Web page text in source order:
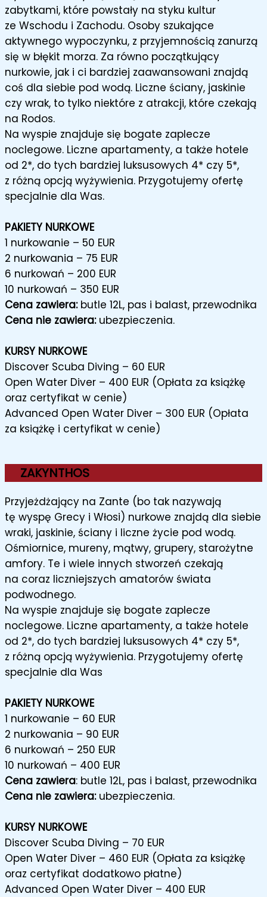
zabytkami, które powstały na styku kultur
ze Wschodu i Zachodu. Osoby szukające
aktywnego wypoczynku, z przyjemnością zanurzą
się w błękit morza. Za równo początkujący
nurkowie, jak i ci bardziej zaawansowani znajdą
coś dla siebie pod wodą. Liczne ściany, jaskinie
czy wrak, to tylko niektóre z atrakcji, które czekają
na Rodos.
Na wyspie znajduje się bogate zaplecze
noclegowe. Liczne apartamenty, a także hotele
od 2*, do tych bardziej luksusowych 4* czy 5*,
z różną opcją wyżywienia. Przygotujemy ofertę
specjalnie dla Was.
PAKIETY NURKOWE
1 nurkowanie – 50 EUR
2 nurkowania – 75 EUR
6 nurkowań – 200 EUR
10 nurkowań – 350 EUR
Cena zawiera:butle 12L, pas i balast, przewodnika
Cena nie zawiera:ubezpieczenia.
KURSY NURKOWE
Discover Scuba Diving – 60 EUR
Open Water Diver – 400 EUR (Opłata za książkę
oraz certyfikat w cenie)
Advanced Open Water Diver – 300 EUR (Opłata
za książkę i certyfikat w cenie)
ZAKYNTHOS
Przyjeżdżający na Zante (bo tak nazywają
tę wyspę Grecy i Włosi) nurkowe znajdą dla siebie
wraki, jaskinie, ściany i liczne życie pod wodą.
Ośmiornice, mureny, mątwy, grupery, starożytne
amfory. Te i wiele innych stworzeń czekają
na coraz liczniejszych amatorów świata
podwodnego.
Na wyspie znajduje się bogate zaplecze
noclegowe. Liczne apartamenty, a także hotele
od 2*, do tych bardziej luksusowych 4* czy 5*,
z różną opcją wyżywienia. Przygotujemy ofertę
specjalnie dla Was
PAKIETY NURKOWE
1 nurkowanie – 60 EUR
2 nurkowania – 90 EUR
6 nurkowań – 250 EUR
10 nurkowań – 400 EUR
Cena zawiera: butle 12L, pas i balast, przewodnika
Cena nie zawiera:ubezpieczenia.
KURSY NURKOWE
Discover Scuba Diving – 70 EUR
Open Water Diver – 460 EUR (Opłata za książkę
oraz certyfikat dodatkowo płatne)
Advanced Open Water Diver – 400 EUR